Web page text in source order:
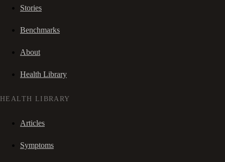
Stories
Benchmarks
About
Health Library
HEALTH LIBRARY
Articles
Symptoms